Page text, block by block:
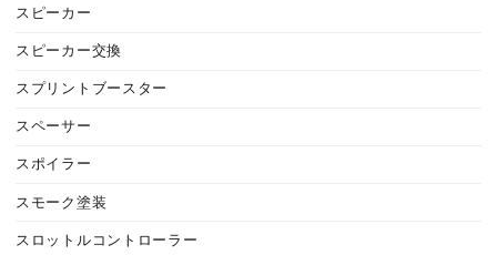
スピーカー
スピーカー交換
スプリントブースター
スペーサー
スポイラー
スモーク塗装
スロットルコントローラー